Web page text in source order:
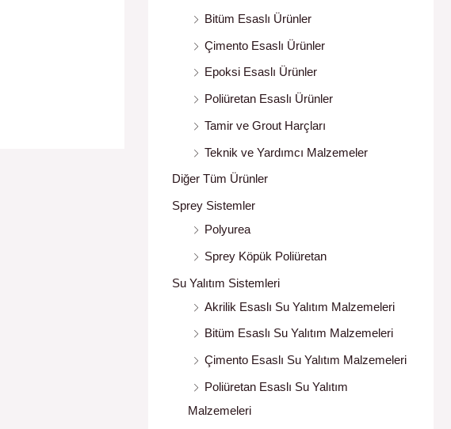
Bitüm Esaslı Ürünler
Çimento Esaslı Ürünler
Epoksi Esaslı Ürünler
Poliüretan Esaslı Ürünler
Tamir ve Grout Harçları
Teknik ve Yardımcı Malzemeler
Diğer Tüm Ürünler
Sprey Sistemler
Polyurea
Sprey Köpük Poliüretan
Su Yalıtım Sistemleri
Akrilik Esaslı Su Yalıtım Malzemeleri
Bitüm Esaslı Su Yalıtım Malzemeleri
Çimento Esaslı Su Yalıtım Malzemeleri
Poliüretan Esaslı Su Yalıtım
Malzemeleri